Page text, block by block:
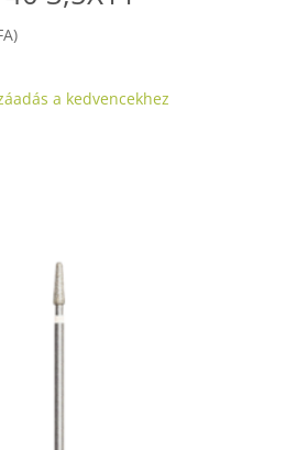
a kedvencekhez